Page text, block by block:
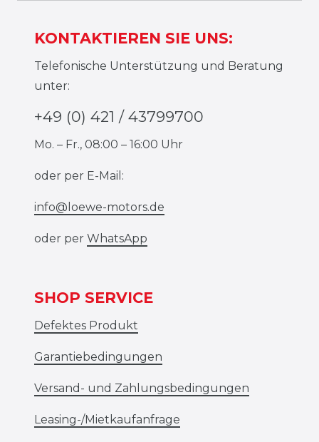
KONTAKTIEREN SIE UNS:
Telefonische Unterstützung und Beratung
unter:
+49 (0) 421 / 43799700
Mo. – Fr., 08:00 – 16:00 Uhr
oder per E-Mail:
info@loewe-motors.de
oder per WhatsApp
SHOP SERVICE
Defektes Produkt
Garantiebedingungen
Versand- und Zahlungsbedingungen
Leasing-/Mietkaufanfrage